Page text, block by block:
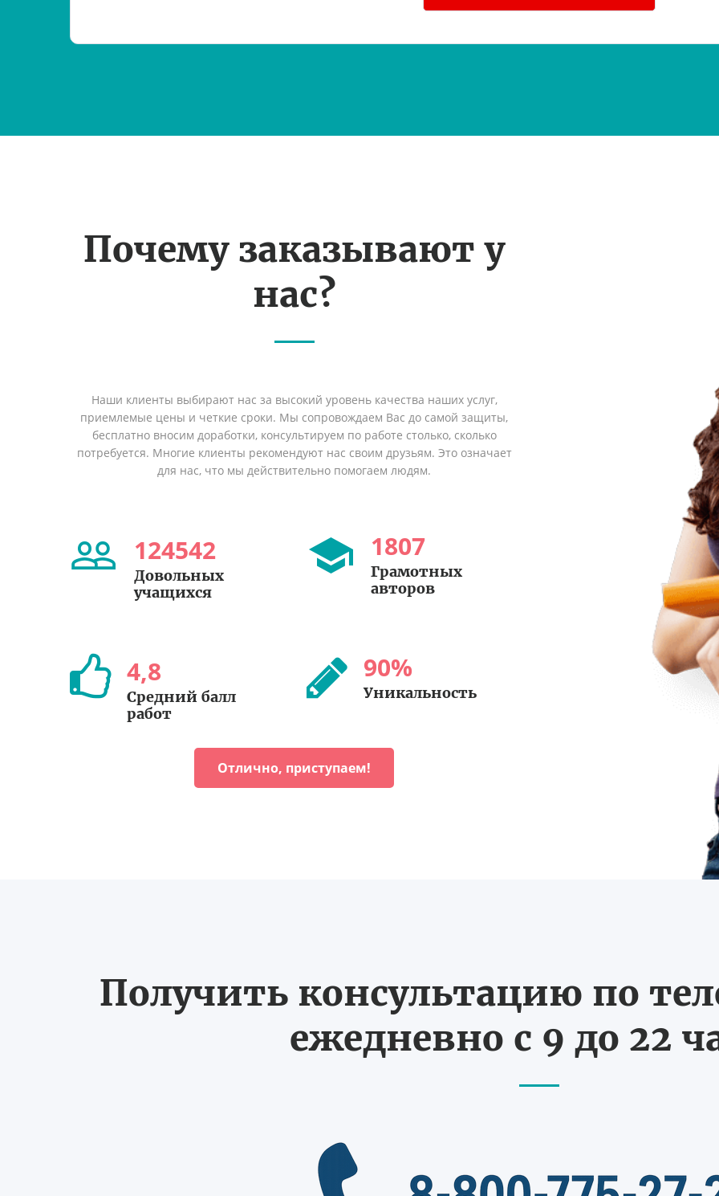
Почему заказывают у
нас?
Наши клиенты выбирают нас за высокий уровень качества наших услуг,
приемлемые цены и четкие сроки. Мы сопровождаем Вас до самой защиты,
бесплатно вносим доработки, консультируем по работе столько, сколько
потребуется. Многие клиенты рекомендуют нас своим друзьям. Это означает
для нас, что мы действительно помогаем людям.
124542
Довольных
учащихся
1807
Грамотных
авторов
4,8
Cредний балл
работ
90%
Уникальность
Отлично, приступаем!
Получить консультацию по
ежедневно с 9 до 22